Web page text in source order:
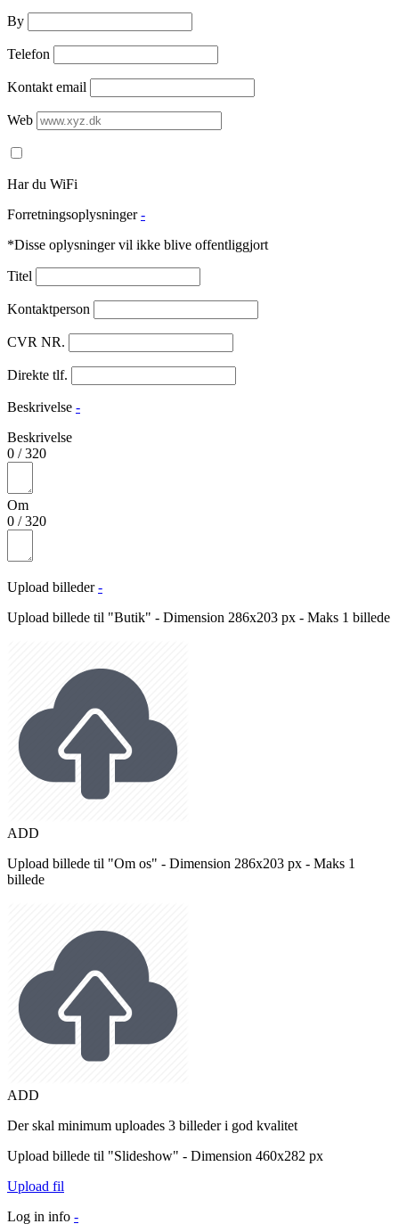
By
Telefon
Kontakt email
Web
Har du WiFi
Forretningsoplysninger -
*Disse oplysninger vil ikke blive offentliggjort
Titel
Kontaktperson
CVR NR.
Direkte tlf.
Beskrivelse -
Beskrivelse
0 /320
Om
0 /320
Upload billeder -
Upload billede til "Butik" - Dimension 286x203 px - Maks 1 billede
ADD
Upload billede til "Om os" - Dimension 286x203 px - Maks 1
billede
ADD
Der skal minimum uploades 3 billeder i god kvalitet
Upload billede til "Slideshow" - Dimension 460x282 px
Upload fil
Log in info -